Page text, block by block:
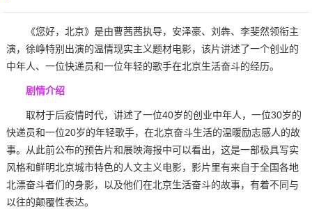
《您好，北京》是由曹茜茜执导，安泽豪、刘犇、李斐然领衔主
演，徐峥特别出演的温情现实主义题材电影，该片讲述了一个创业的
中年人、一位快递员和一位年轻的歌手在北京生活奋斗的经历。
剧情介绍
取材于后疫情时代，讲述了一位40岁的创业中年人，一位30岁的
快递员和一位20岁的年轻歌手，在北京奋斗生活的温暖励志感人的故
事。从此前公布的预告片和展映海报中可以看出，这是一部极具写实
风格和鲜明北京城市特色的人文主义电影，影片里有来自于全国各地
北漂奋斗者们的身影，以及他们在北京生活奋斗的故事，有着不同与
以往的颠覆性表达。